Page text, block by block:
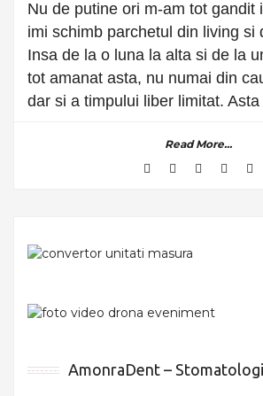
Nu de putine ori m-am tot gandit
imi schimb parchetul din living si
Insa de la o luna la alta si de la
tot amanat asta, nu numai din
dar si a timpului liber limitat. Asta
Read More...
AmonraDent –